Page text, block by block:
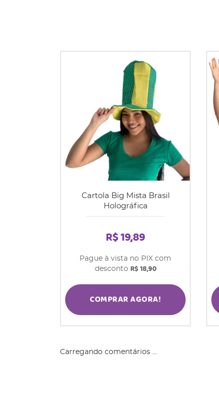
Cartola Big Mista Brasil
Holográfica
R$ 19,89
Pague à vista no PIX com
desconto R$ 18,90
COMPRAR AGORA!
Carregando comentários ...